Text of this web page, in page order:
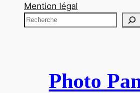
Mention légal
R
Photo